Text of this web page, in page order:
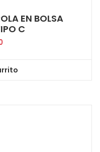
EN BOLSA
C